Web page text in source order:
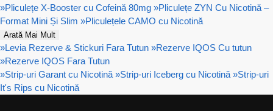
»Pliculețe X-Booster cu Cofeină 80mg »Pliculețe ZYN Cu Nicotină –
Format Mini Și Slim »Pliculețele CAMO cu Nicotină
Arată Mai Mult
»Levia Rezerve & Stickuri Fara Tutun »Rezerve IQOS Cu tutun
»Rezerve IQOS Fara Tutun
»Strip-uri Garant cu Nicotină »Strip-uri Iceberg cu Nicotină »Strip-uri
It's Rips cu Nicotină